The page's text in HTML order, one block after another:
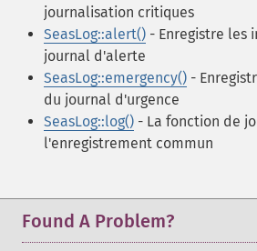
journalisation critiques
SeasLog::alert() - Enregistre les
journal d'alerte
SeasLog::emergency() -
du journal d'urgence
SeasLog::log() - La fonction de
l'enregistrement commun
Found A Problem?